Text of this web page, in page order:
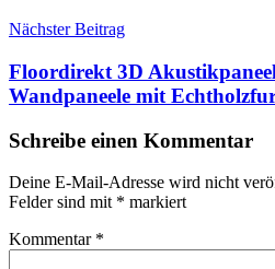
Nächster Beitrag
Floordirekt 3D
Wandpaneele mit
Schreibe einen Kommentar
Deine E-Mail-Adresse wird nicht
Felder sind mit * markiert
Kommentar *